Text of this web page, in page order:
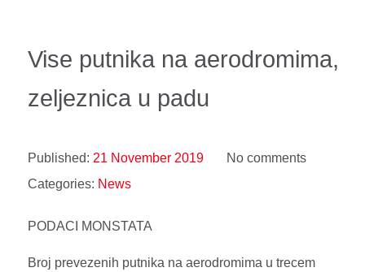
Vise putnika na aerodromima,
zeljeznica u padu
Published: 21 November 2019
No comments
Categories: News
PODACI MONSTATA
Broj prevezenih putnika na aerodromima u trecem